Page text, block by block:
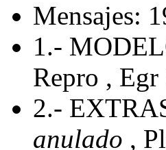
Mensajes:
1.-
Repro ,
2.-
anulado ,